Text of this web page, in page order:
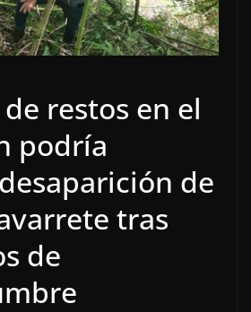
restos en el
podría
de
tras
de